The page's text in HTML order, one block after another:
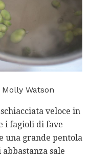
Watson
veloce in
i fagioli di fave
una grande pentola
sale